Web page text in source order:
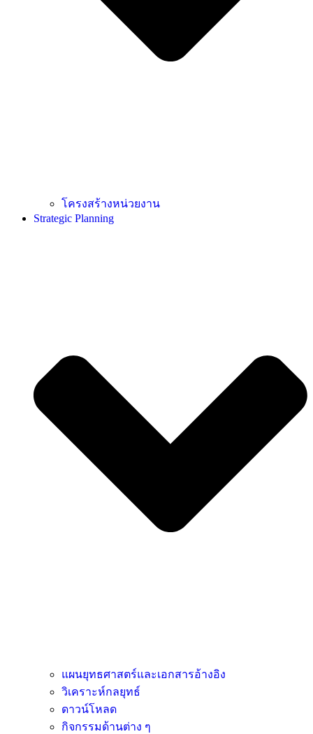
โครงสร้างหน่วยงาน
Strategic Planning
แผนยุทธศาสตร์และเอกสารอ้างอิง
วิเคราะห์กลยุทธ์
ดาวน์โหลด
กิจกรรมด้านต่าง ๆ